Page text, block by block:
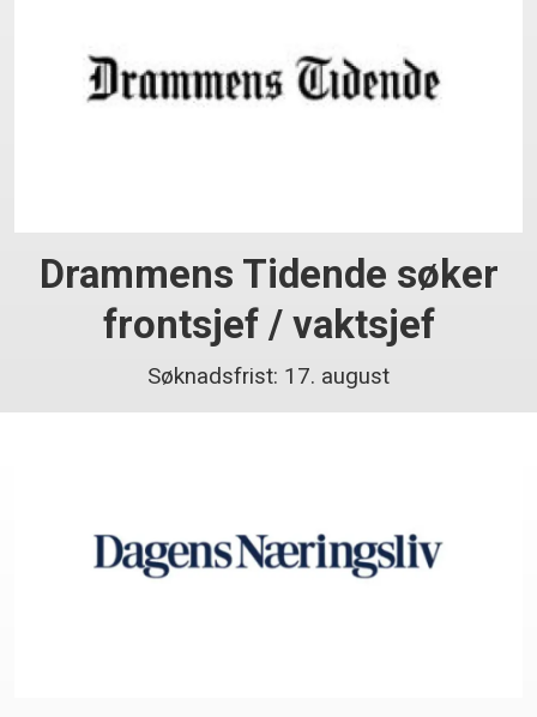
Drammens Tidende søker
frontsjef / vaktsjef
Søknadsfrist: 17. august